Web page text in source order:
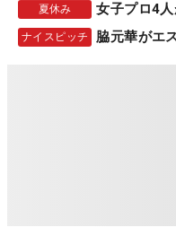
夏休み 女子プロ4
ナイスピッチ 脇元華がエ